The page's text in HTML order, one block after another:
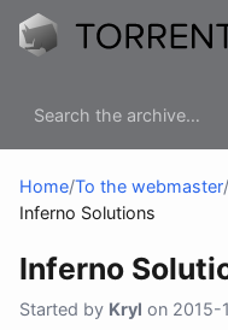
Home/To the webmaster/
Inferno Solutions
Inferno
Started by Kryl on 2015-